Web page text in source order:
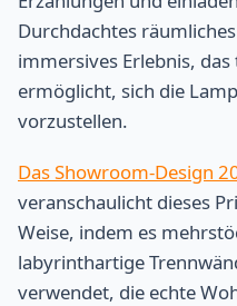
Durchdachtes
immersives Erlebnis,
ermöglicht, sich die
vorzustellen.
Das Showroom-Design
veranschaulicht dieses
Weise, indem es
labyrinthartige
verwendet, die echte